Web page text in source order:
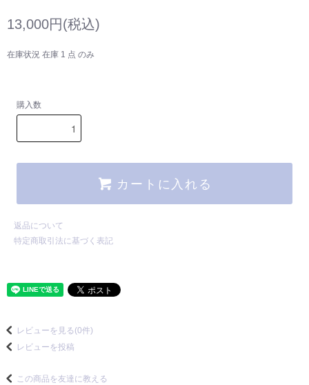
13,000円(税込)
在庫状況 在庫 1 点 のみ
購入数
カートに入れる
返品について
特定商取引法に基づく表記
レビューを見る(0件)
レビューを投稿
この商品を友達に教える